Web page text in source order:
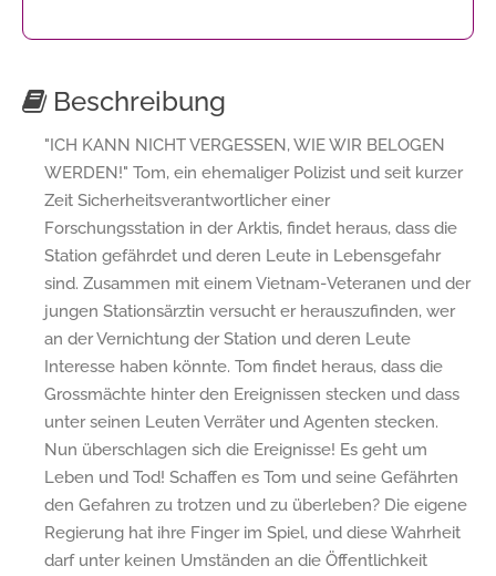
Beschreibung
"ICH KANN NICHT VERGESSEN, WIE WIR BELOGEN
WERDEN!" Tom, ein ehemaliger Polizist und seit kurzer
Zeit Sicherheitsverantwortlicher einer
Forschungsstation in der Arktis, findet heraus, dass die
Station gefährdet und deren Leute in Lebensgefahr
sind. Zusammen mit einem Vietnam-Veteranen und der
jungen Stationsärztin versucht er herauszufinden, wer
an der Vernichtung der Station und deren Leute
Interesse haben könnte. Tom findet heraus, dass die
Grossmächte hinter den Ereignissen stecken und dass
unter seinen Leuten Verräter und Agenten stecken.
Nun überschlagen sich die Ereignisse! Es geht um
Leben und Tod! Schaffen es Tom und seine Gefährten
den Gefahren zu trotzen und zu überleben? Die eigene
Regierung hat ihre Finger im Spiel, und diese Wahrheit
darf unter keinen Umständen an die Öffentlichkeit